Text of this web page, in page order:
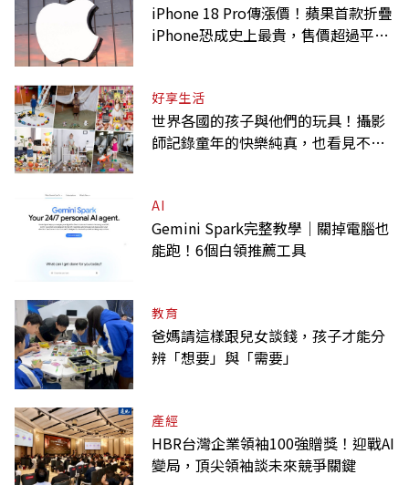
iPhone 18 Pro傳漲價！蘋果首款折疊
iPhone恐成史上最貴，售價超過平均
好享生活
世界各國的孩子與他們的玩具！攝影
師記錄童年的快樂純真，也看見不同
AI
Gemini Spark完整教學｜關掉電腦也
能跑！6個白領推薦工具
教育
爸媽請這樣跟兒女談錢，孩子才能分
辨「想要」與「需要」
產經
HBR台灣企業領袖100強贈獎！迎戰AI
變局，頂尖領袖談未來競爭關鍵